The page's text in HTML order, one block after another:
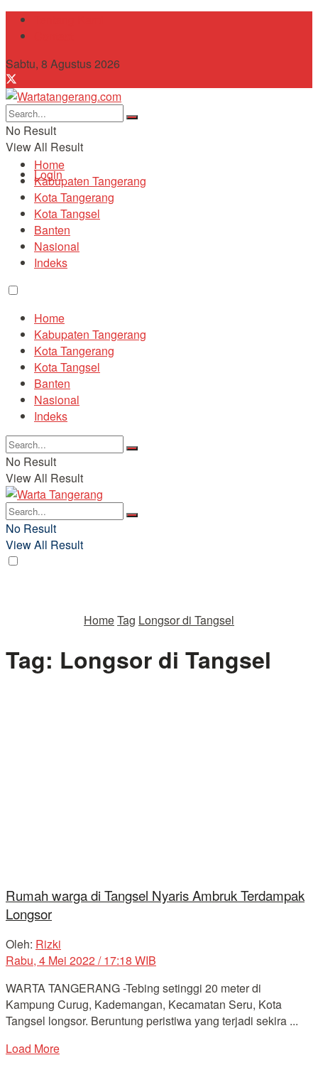
Sabtu, 8 Agustus 2026
No Result
View All Result
Login
Home
Kabupaten Tangerang
Kota Tangerang
Kota Tangsel
Banten
Nasional
Indeks
Home
Kabupaten Tangerang
Kota Tangerang
Kota Tangsel
Banten
Nasional
Indeks
No Result
View All Result
No Result
View All Result
HomeTag Longsor di Tangsel
Tag: Longsor di Tangsel
Rumah warga di Tangsel Nyaris Ambruk Terdampak
Longsor
Oleh: Rizki
Rabu, 4 Mei 2022 / 17:18 WIB
WARTA TANGERANG -Tebing setinggi 20 meter di
Kampung Curug, Kademangan, Kecamatan Seru, Kota
Tangsel longsor. Beruntung peristiwa yang terjadi sekira ...
Load More